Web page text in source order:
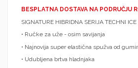
BESPLATNA DOSTAVA NA
SIGNATURE HIBRIDNA SERIJA TECHNI ICE
• Ručke za uže - osim savijanja
• Najnovija super elastična spužva od
• Udubljena brtva hladnjaka